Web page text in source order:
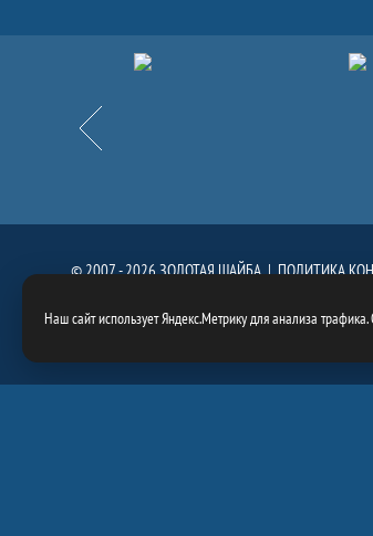
Назад
Партнёры
© 2007 - 2026 ЗОЛОТАЯ ШАЙБА |ПОЛИТИКА
Наш сайт использует Яндекс.Метрику для анализа